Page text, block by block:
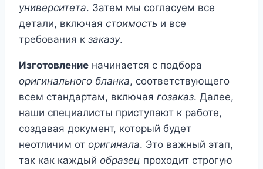
университета. Затем мы согласуем все
детали, включая стоимость и все
требования к заказу.
Изготовление начинается с подбора
оригинального бланка, соответствующего
всем стандартам, включая гозаказ. Далее,
наши специалисты приступают к работе,
создавая документ, который будет
неотличим от оригинала. Это важный этап,
так как каждый образец проходит строгую